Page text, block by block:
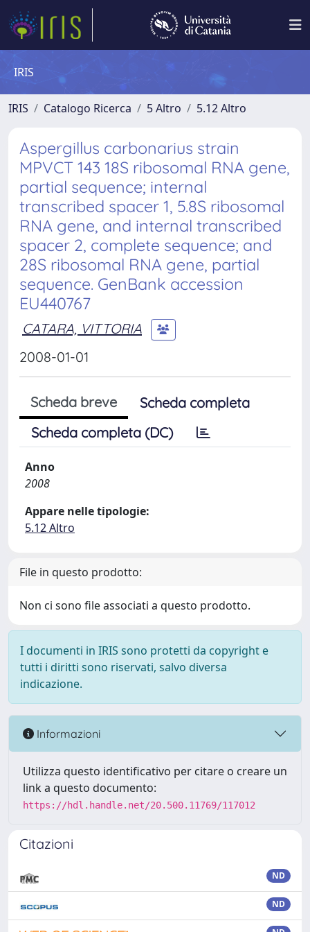
IRIS
IRIS Catalogo Ricerca 5 Altro 5.12 Altro
Aspergillus carbonarius strain
MPVCT 143 18S ribosomal RNA gene,
partial sequence; internal
transcribed spacer 1, 5.8S ribosomal
RNA gene, and internal transcribed
spacer 2, complete sequence; and
28S ribosomal RNA gene, partial
sequence. GenBank accession
EU440767
CATARA, VITTORIA
2008-01-01
Scheda breve
Scheda completa
Scheda completa (DC)
Anno
2008
Appare nelle tipologie:
5.12 Altro
File in questo prodotto:
Non ci sono file associati a questo prodotto.
I documenti in IRIS sono protetti da copyright e
tutti i diritti sono riservati, salvo diversa
indicazione.
Informazioni
Utilizza questo identificativo per citare o creare un
link a questo documento:
https://hdl.handle.net/20.500.11769/117012
Citazioni
ND
ND